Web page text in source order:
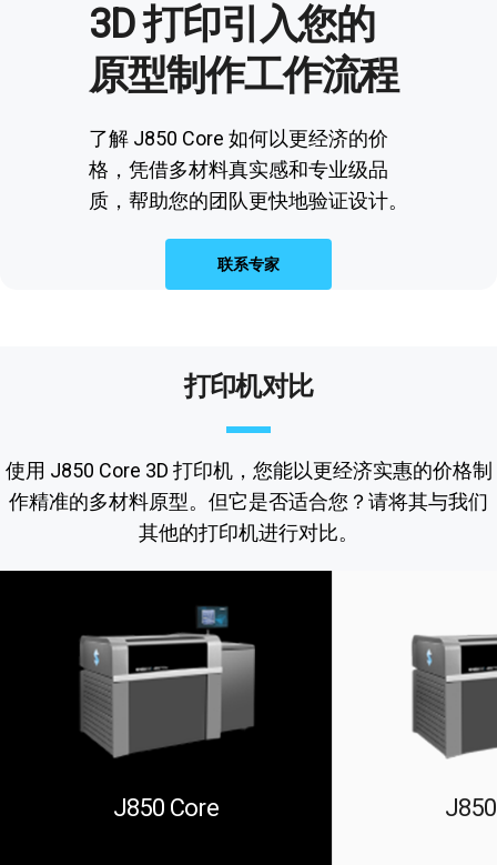
3D 打印引入您的
原型制作工作流程
了解 J850 Core 如何以更经济的价
格，凭借多材料真实感和专业级品
质，帮助您的团队更快地验证设计。
联系专家
打印机对比
使用 J850 Core 3D 打印机，您能以更经济实惠的价格制
作精准的多材料原型。但它是否适合您？请将其与我们
其他的打印机进行对比。
J850 Core